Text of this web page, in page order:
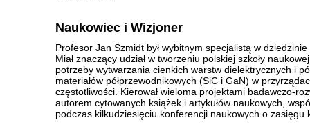
Naukowiec i Wizjoner
Profesor Jan Szmidt był wybitnym specjalistą w
Miał znaczący udział w tworzeniu polskiej szkoły
potrzeby wytwarzania cienkich warstw dielektrycznych i
materiałów półprzewodnikowych (SiC i GaN) w
częstotliwości. Kierował wieloma projektami badawczo-
autorem cytowanych książek i artykułów naukowych,
podczas kilkudziesięciu konferencji naukowych o zasięgu